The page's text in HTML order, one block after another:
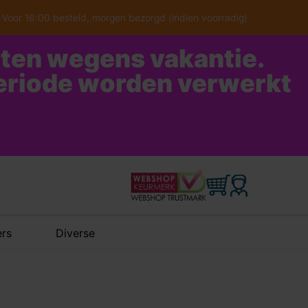
Voor 16:00 besteld, morgen bezorgd (indien voorradig)
wegens vakantie.
worden verwerkt
Diverse